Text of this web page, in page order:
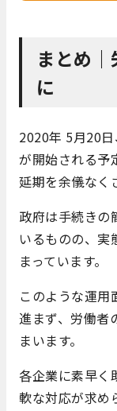
まとめ
に
2020年 5月20
が開始される予
延期を余儀なく
政府は手続きの
いるものの、実
まっています。
このような運用
進まず、労働者
まいます。
各企業に素早く
軟な対応が求め